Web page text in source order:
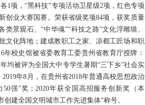
1项，“黑科技”专项活动卫星级2项，红色专项
创业大赛国赛。荣获省级奖项84项，获奖质量
景观石、“中华魂”“科技之路”文化浮雕墙、
文化阵地；建成教职工之家、凉都工匠场和职
年校史馆被省委教育工委贵州省教育厅授牌：
均被评为全国大中专学生暑期“三下乡”社会实
年8月，在贵州省2018年普通高校思想政治
强”奖；2020年获全国高招服务创新奖（本
建全国文明城市工作先进集体”称号。